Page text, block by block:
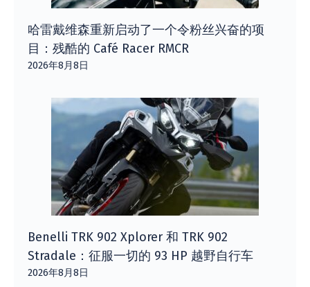
哈雷戴维森重新启动了一个令粉丝兴奋的项
目：残酷的 Café Racer RMCR
2026年8月8日
Benelli TRK 902 Xplorer 和 TRK 902
Stradale：征服一切的 93 HP 越野自行车
2026年8月8日